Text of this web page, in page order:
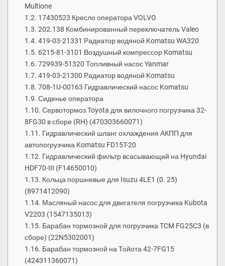
Multione
17430523 Кресло оператора VOLVO
202.138 Комбинированный переключатель Valeo
419-03-21331 Радиатор водяной Komatsu WA320
6215-81-3101 Воздушный компрессор Komatsu
729939-51320 Топливный насос Yanmar
419-03-21300 Радиатор водяной Komatsu
708-1U-00163 Гидравлический насос Komatsu
Сиденье оператора
Сервотормоз Toyota для вилочного погрузчика 32-
8FG30 в сборе (RH) (470303660071)
Гидравлический шланг охлаждения АКПП для
автопогрузчика Komatsu FD15T-20
Гидравлический фильтр всасывающий на Hyundai
HDF70-III (F14650010)
Кольца поршневые для Isuzu 4LE1 (0. 25)
(8971412090)
Масляный насос для двигателя погрузчика Kubota
V2203 (1547135013)
Барабан тормозной для погрузчика TCM FG25C3 (в
сборе) (22N5302001)
Барабан тормозной на Тойота 42-7FG15
(424311360071)